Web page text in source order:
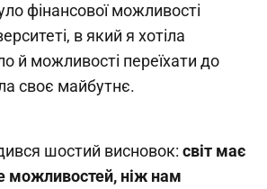
фінансової можливості
в який я хотіла
й можливості переїхати до
своє майбутнє.
шостий висновок: світ має
можливостей, ніж нам